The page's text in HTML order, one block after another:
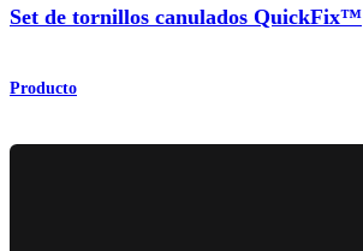
Set de tornillos canulados QuickFix™
Producto